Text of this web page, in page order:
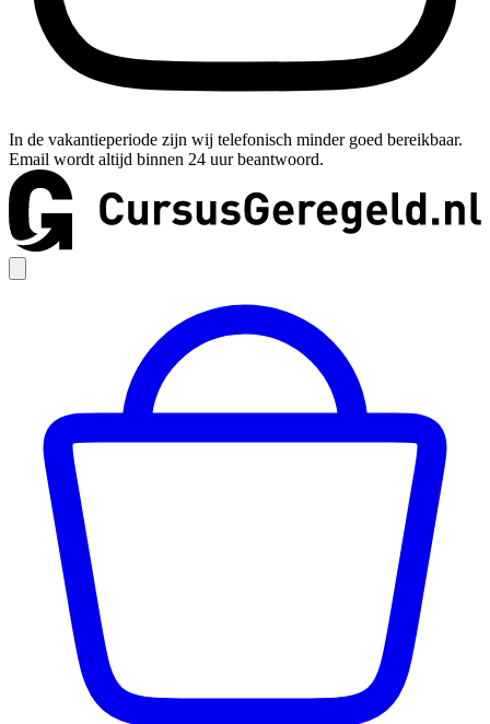
In de vakantieperiode zijn wij telefonisch minder goed bereikbaar.
Email wordt altijd binnen 24 uur beantwoord.